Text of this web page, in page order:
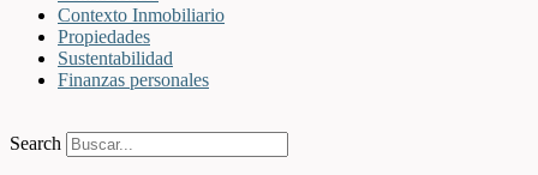
Contexto Inmobiliario
Propiedades
Sustentabilidad
Finanzas personales
Search